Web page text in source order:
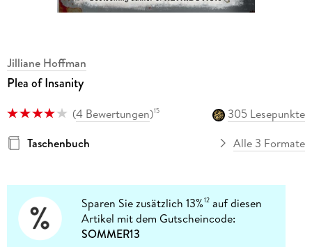
Jilliane Hoffman
Plea of Insanity
(4 Bewertungen)15
305 Lesepunkte
Taschenbuch
Alle 3 Formate
Sparen Sie zusätzlich 13%12 auf diesen
Artikel mit dem Gutscheincode:
SOMMER13